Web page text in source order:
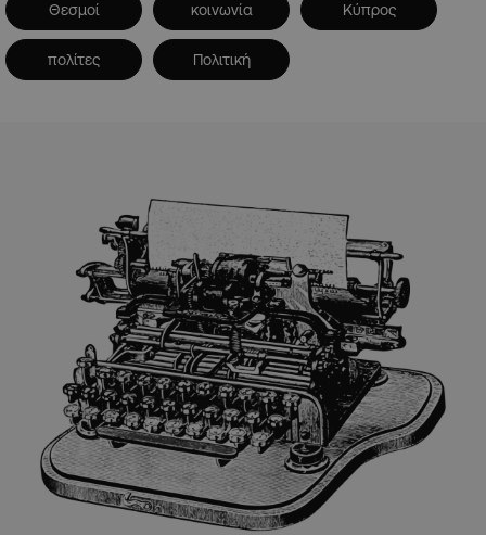
Θεσμοί κοινωνία Κύπρος
πολίτες Πολιτική